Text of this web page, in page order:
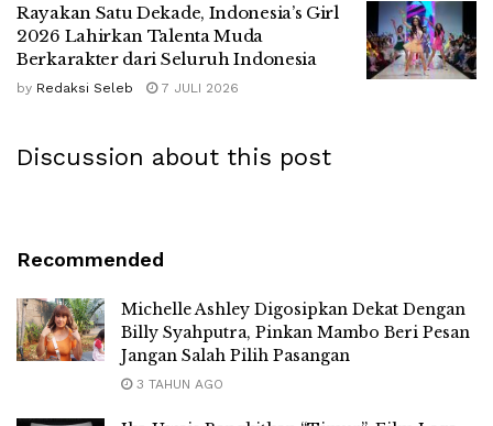
Rayakan Satu Dekade, Indonesia’s Girl
2026 Lahirkan Talenta Muda
Berkarakter dari Seluruh Indonesia
by Redaksi Seleb 7 JULI 2026
Discussion about this post
Recommended
Michelle Ashley Digosipkan Dekat Dengan
Billy Syahputra, Pinkan Mambo Beri Pesan
Jangan Salah Pilih Pasangan
3 TAHUN AGO